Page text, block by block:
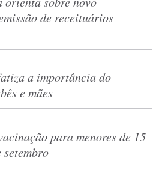
de receituários
a importância do
e mães
para menores de 15
setembro